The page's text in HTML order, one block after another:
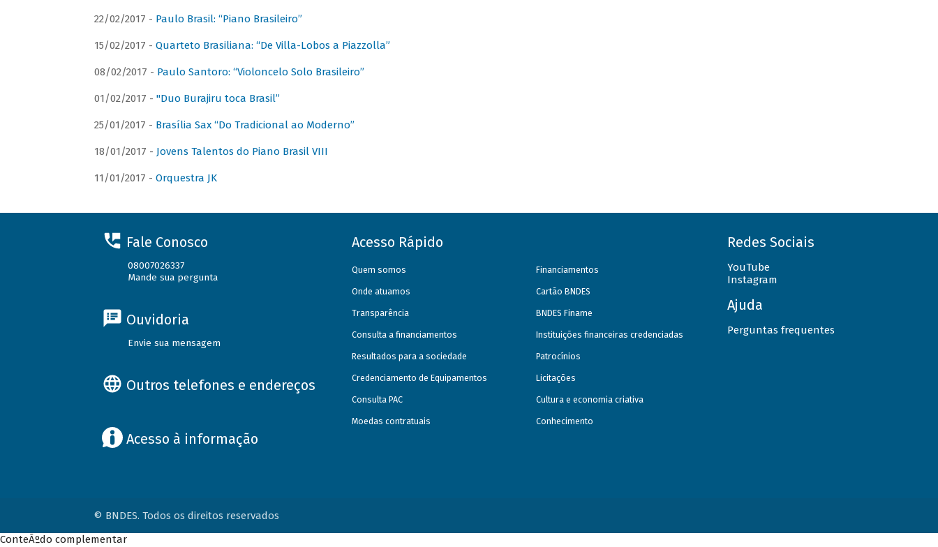
22/02/2017 - Paulo Brasil: “Piano Brasileiro”
15/02/2017 - Quarteto Brasiliana: “De Villa-Lobos a Piazzolla”
08/02/2017 - Paulo Santoro: “Violoncelo Solo Brasileiro”
01/02/2017 - "Duo Burajiru toca Brasil”
25/01/2017 - Brasília Sax “Do Tradicional ao Moderno”
18/01/2017 - Jovens Talentos do Piano Brasil VIII
11/01/2017 - Orquestra JK
Fale Conosco
08007026337
Mande sua pergunta
Ouvidoria
Envie sua mensagem
Outros telefones e endereços
Acesso à informação
Acesso Rápido
Quem somos
Onde atuamos
Transparência
Consulta a financiamentos
Resultados para a sociedade
Credenciamento de Equipamentos
Consulta PAC
Moedas contratuais
Financiamentos
Cartão BNDES
BNDES Finame
Instituições financeiras credenciadas
Patrocínios
Licitações
Cultura e economia criativa
Conhecimento
Redes Sociais
YouTube
Instagram
Ajuda
Perguntas frequentes
© BNDES. Todos os direitos reservados
ConteÃºdo complementar